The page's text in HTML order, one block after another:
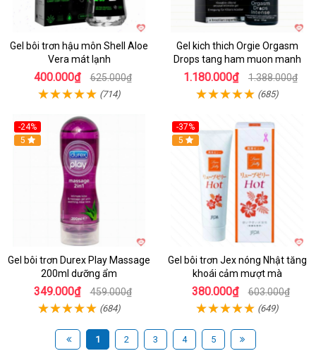
Gel bôi trơn hậu môn Shell Aloe
Vera mát lạnh
400.000₫ 625.000₫
(714)
Gel kich thich Orgie Orgasm
Drops tang ham muon manh
1.180.000₫ 1.388.000₫
(685)
-24%
5
Gel bôi trơn Durex Play Massage
200ml dưỡng ẩm
349.000₫ 459.000₫
(684)
-37%
5
Gel bôi trơn Jex nóng Nhật tăng
khoái cảm mượt mà
380.000₫ 603.000₫
(649)
1 2 3 4 5